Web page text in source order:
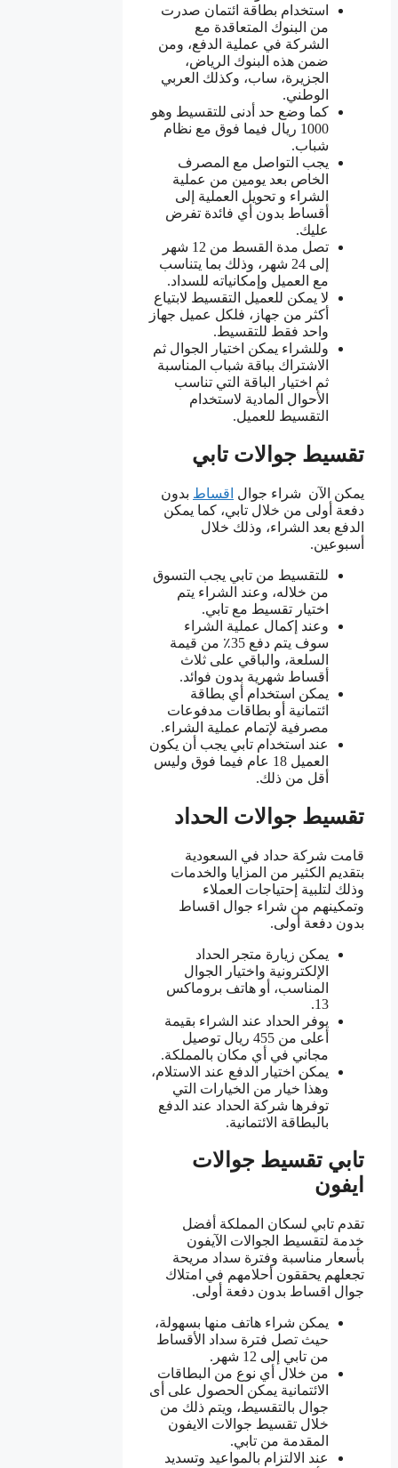
استخدام بطاقة ائتمان صدرت
من البنوك المتعاقدة مع
الشركة في عملية الدفع، ومن
ضمن هذه البنوك الرياض،
الجزيرة، ساب، وكذلك العربي
الوطني.
كما وضع حد أدنى للتقسيط وهو
1000 ريال فيما فوق مع نظام
شباب.
يجب التواصل مع المصرف
الخاص بعد يومين من عملية
الشراء و تحويل العملية إلى
أقساط بدون أي فائدة تفرض
عليك.
تصل مدة القسط من 12 شهر
إلى 24 شهر، وذلك بما يتناسب
مع العميل وإمكانياته للسداد.
لا يمكن للعميل التقسيط لابتياع
أكثر من جهاز، فلكل عميل جهاز
واحد فقط للتقسيط.
وللشراء يمكن اختيار الجوال ثم
الاشتراك بباقة شباب المناسبة
ثم اختيار الباقة التي تناسب
الأحوال المادية لاستخدام
التقسيط للعميل.
تقسيط جوالات تابي
يمكن الآن شراء جوال اقساط بدون
دفعة أولى من خلال تابي، كما يمكن
الدفع بعد الشراء، وذلك خلال
أسبوعين.
للتقسيط من تابي يجب التسوق
من خلاله، وعند الشراء يتم
اختيار تقسيط مع تابي.
وعند إكمال عملية الشراء
سوف يتم دفع 35٪ من قيمة
السلعة، والباقي على ثلاث
أقساط شهرية بدون فوائد.
يمكن استخدام أي بطاقة
ائتمانية أو بطاقات مدفوعات
مصرفية لإتمام عملية الشراء.
عند استخدام تابي يجب أن يكون
العميل 18 عام فيما فوق وليس
أقل من ذلك.
تقسيط جوالات الحداد
قامت شركة حداد في السعودية
بتقديم الكثير من المزايا والخدمات
وذلك لتلبية إحتياجات العملاء
وتمكينهم من شراء جوال اقساط
بدون دفعة أولى.
يمكن زيارة متجر الحداد
الإلكترونية واختيار الجوال
المناسب، أو هاتف بروماكس
13.
يوفر الحداد عند الشراء بقيمة
أعلى من 455 ريال توصيل
مجاني في أي مكان بالمملكة.
يمكن اختيار الدفع عند الاستلام،
وهذا خيار من الخيارات التي
توفرها شركة الحداد عند الدفع
بالبطاقة الائتمانية.
تابي تقسيط جوالات
ايفون
تقدم تابي لسكان المملكة أفضل
خدمة لتقسيط الجوالات الآيفون
بأسعار مناسبة وفترة سداد مريحة
تجعلهم يحققون أحلامهم في امتلاك
جوال اقساط بدون دفعة أولى.
يمكن شراء هاتف منها بسهولة،
حيث تصل فترة سداد الأقساط
من تابي إلى 12 شهر.
من خلال أي نوع من البطاقات
الائتمانية يمكن الحصول على أى
جوال بالتقسيط، ويتم ذلك من
خلال تقسيط جوالات الايفون
المقدمة من تابي.
عند الالتزام بالمواعيد وتسديد